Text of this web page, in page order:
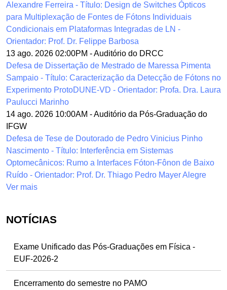
Alexandre Ferreira - Título: Design de Switches Ópticos
para Multiplexação de Fontes de Fótons Individuais
Condicionais em Plataformas Integradas de LN -
Orientador: Prof. Dr. Felippe Barbosa
13 ago. 2026 02:00PM -Auditório do DRCC
Defesa de Dissertação de Mestrado de Maressa Pimenta
Sampaio - Título: Caracterização da Detecção de Fótons no
Experimento ProtoDUNE-VD - Orientador: Profa. Dra. Laura
Paulucci Marinho
14 ago. 2026 10:00AM -Auditório da Pós-Graduação do
IFGW
Defesa de Tese de Doutorado de Pedro Vinicius Pinho
Nascimento - Título: Interferência em Sistemas
Optomecânicos: Rumo a Interfaces Fóton-Fônon de Baixo
Ruído - Orientador: Prof. Dr. Thiago Pedro Mayer Alegre
Ver mais
NOTÍCIAS
Exame Unificado das Pós-Graduações em Física -
EUF-2026-2
Encerramento do semestre no PAMO